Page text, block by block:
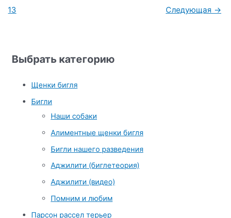
13 Следующая →
Выбрать категорию
Щенки бигля
Бигли
Наши собаки
Алиментные щенки бигля
Бигли нашего разведения
Аджилити (биглетеория)
Аджилити (видео)
Помним и любим
Парсон рассел терьер